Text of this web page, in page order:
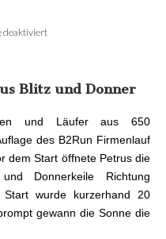
deaktiviert
Blitz und Donner
und Läufer aus 650
des B2Run Firmenlauf
dem Start öffnete Petrus die
Donnerkeile Richtung
wurde kurzerhand 20
gewann die Sonne die